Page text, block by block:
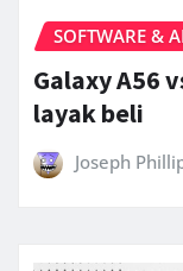
SOFTWARE &
Galaxy A56
layak beli
Joseph